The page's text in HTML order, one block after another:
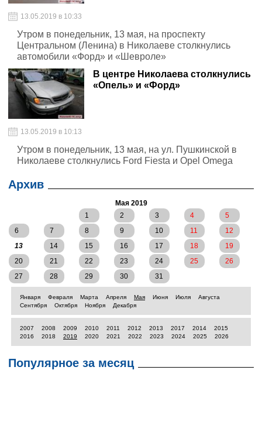
13.05.2019 в 10:33
Утром в понедельник, 13 мая, на проспекту
Центральном (Ленина) в Николаеве столкнулись
автомобили «Форд» и «Шевроле»
В центре Николаева столкнулись
«Опель» и «Форд»
13.05.2019 в 10:13
Утром в понедельник, 13 мая, на ул. Пушкинской в
Николаеве столкнулись Ford Fiesta и Opel Omega
Архив
Мая 2019
1
2 3 4
5
6
7 8 9 10 11
12
13
14 15 16 17 18
19
20
21 22 23 24 25
26
27
28 29 30 31
Января Февраля Марта Апреля Мая Июня Июля
Августа
Сентября
Октября Ноября Декабря
2007 2008 2009 2010 2011 2012 2013 2017 2014
2015
2016
2018 2019 2020 2021 2022 2023 2024 2025 2026
Популярное за месяц